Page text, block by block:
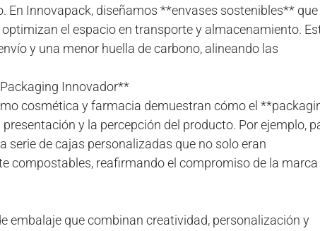
En Innovapack, diseñamos **envases sostenibles**
el espacio en transporte y almacenamiento.
y una menor huella de carbono, alineando las
Innovador**
cosmética y farmacia demuestran cómo el
y la percepción del producto. Por ejemplo,
de cajas personalizadas que no solo eran
compostables, reafirmando el compromiso de la marca
embalaje que combinan creatividad, personalización y